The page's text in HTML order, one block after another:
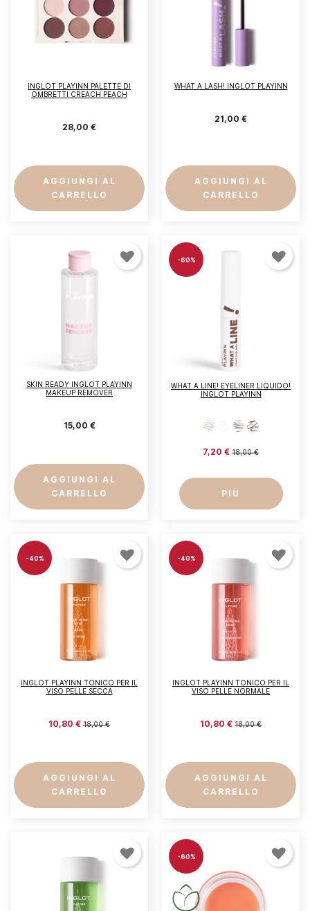
INGLOT PLAYINN PALETTE DI
OMBRETTI CREACH PEACH
28,00 €
AGGIUNGI AL
CARRELLO
WHAT A LASH! INGLOT PLAYINN
21,00 €
AGGIUNGI AL
CARRELLO
SKIN READY INGLOT PLAYINN
MAKEUP REMOVER
15,00 €
AGGIUNGI AL
CARRELLO
WHAT A LINE! EYELINER LIQUIDO!
INGLOT PLAYINN
7,20 € 18,00 €
PIÙ
-60%
INGLOT PLAYINN TONICO PER IL
VISO PELLE SECCA
10,80 € 18,00 €
AGGIUNGI AL
CARRELLO
-40%
INGLOT PLAYINN TONICO PER IL
VISO PELLE NORMALE
10,80 € 18,00 €
AGGIUNGI AL
CARRELLO
-40%
-60%